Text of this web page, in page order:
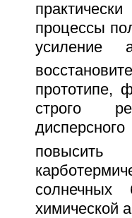
процессы
усиление
прототипе,
строго
повысить
солнечных
химической